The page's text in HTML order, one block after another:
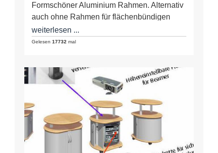
Formschöner Aluminium Rahmen. Alternativ
auch ohne Rahmen für flächenbündigen
Tischeinbau. Flip-up power unit in
verschiedenen…
weiterlesen ...
Gelesen 17732 mal